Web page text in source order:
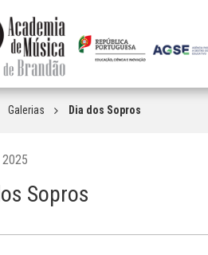
Galerias Dia dos Sopros
Sopros